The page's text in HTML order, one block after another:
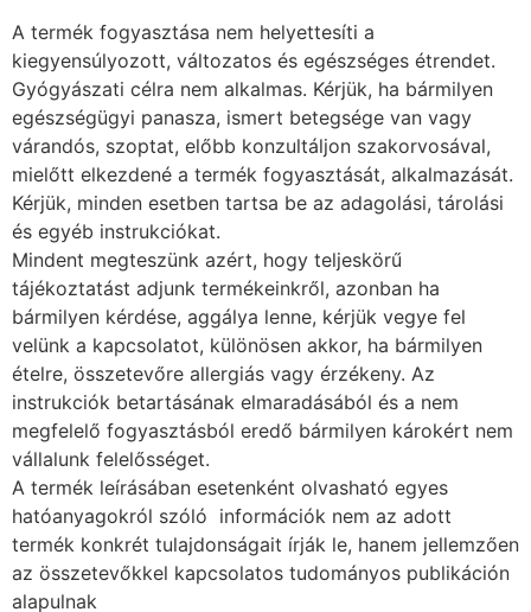
A termék fogyasztása nem helyettesíti a
kiegyensúlyozott, változatos és egészséges étrendet.
Gyógyászati célra nem alkalmas. Kérjük, ha bármilyen
egészségügyi panasza, ismert betegsége van vagy
várandós, szoptat, előbb konzultáljon szakorvosával,
mielőtt elkezdené a termék fogyasztását, alkalmazását.
Kérjük, minden esetben tartsa be az adagolási, tárolási
és egyéb instrukciókat.
Mindent megteszünk azért, hogy teljeskörű
tájékoztatást adjunk termékeinkről, azonban ha
bármilyen kérdése, aggálya lenne, kérjük vegye fel
velünk a kapcsolatot, különösen akkor, ha bármilyen
ételre, összetevőre allergiás vagy érzékeny. Az
instrukciók betartásának elmaradásából és a nem
megfelelő fogyasztásból eredő bármilyen károkért nem
vállalunk felelősséget.
A termék leírásában esetenként olvasható egyes
hatóanyagokról szóló információk nem az adott
termék konkrét tulajdonságait írják le, hanem jellemzően
az összetevőkkel kapcsolatos tudományos publikáción
alapulnak